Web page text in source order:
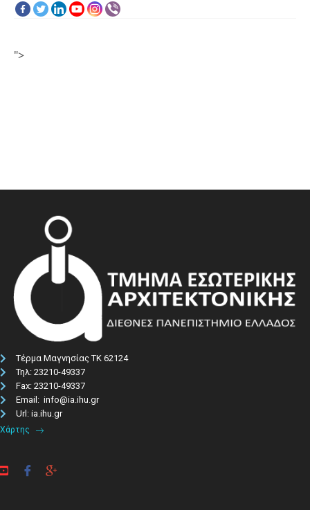
">
Τέρμα Μαγνησίας ΤΚ 62124
Τηλ: 23210-49337​
Fax: 23210-49337
Email: info@ia.ihu.gr
Url: ia.ihu.gr
Χάρτης